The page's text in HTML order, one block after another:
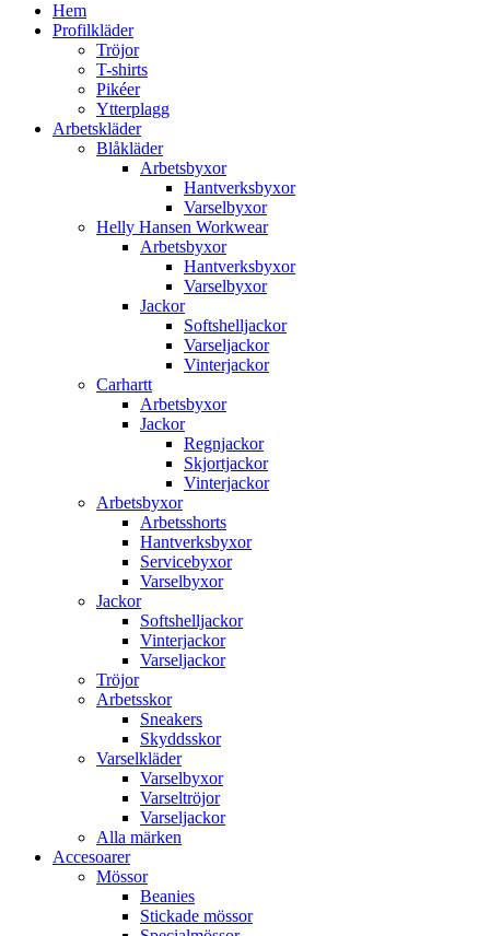
Hem
Profilkläder
Tröjor
T-shirts
Pikéer
Ytterplagg
Arbetskläder
Blåkläder
Arbetsbyxor
Hantverksbyxor
Varselbyxor
Helly Hansen Workwear
Arbetsbyxor
Hantverksbyxor
Varselbyxor
Jackor
Softshelljackor
Varseljackor
Vinterjackor
Carhartt
Arbetsbyxor
Jackor
Regnjackor
Skjortjackor
Vinterjackor
Arbetsbyxor
Arbetsshorts
Hantverksbyxor
Servicebyxor
Varselbyxor
Jackor
Softshelljackor
Vinterjackor
Varseljackor
Tröjor
Arbetsskor
Sneakers
Skyddsskor
Varselkläder
Varselbyxor
Varseltröjor
Varseljackor
Alla märken
Accesoarer
Mössor
Beanies
Stickade mössor